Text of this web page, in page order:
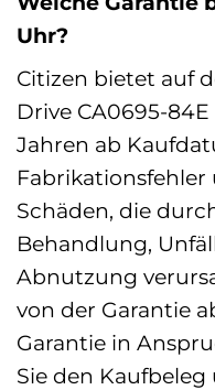
Uhr?
Citizen bietet auf
Drive CA0695-
Jahren ab
Fabrikationsfehler
Schäden, die
Behandlung,
Abnutzung
von der Garantie
Garantie in
Sie den